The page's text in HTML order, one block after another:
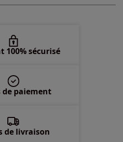
100% sécurisé
de paiement
de livraison